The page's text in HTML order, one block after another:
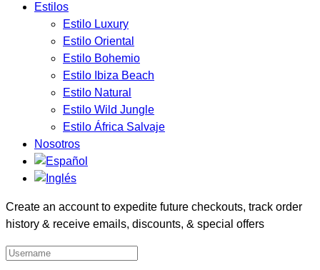
Estilos
Estilo Luxury
Estilo Oriental
Estilo Bohemio
Estilo Ibiza Beach
Estilo Natural
Estilo Wild Jungle
Estilo África Salvaje
Nosotros
Create an account to expedite future checkouts, track order
history & receive emails, discounts, & special offers